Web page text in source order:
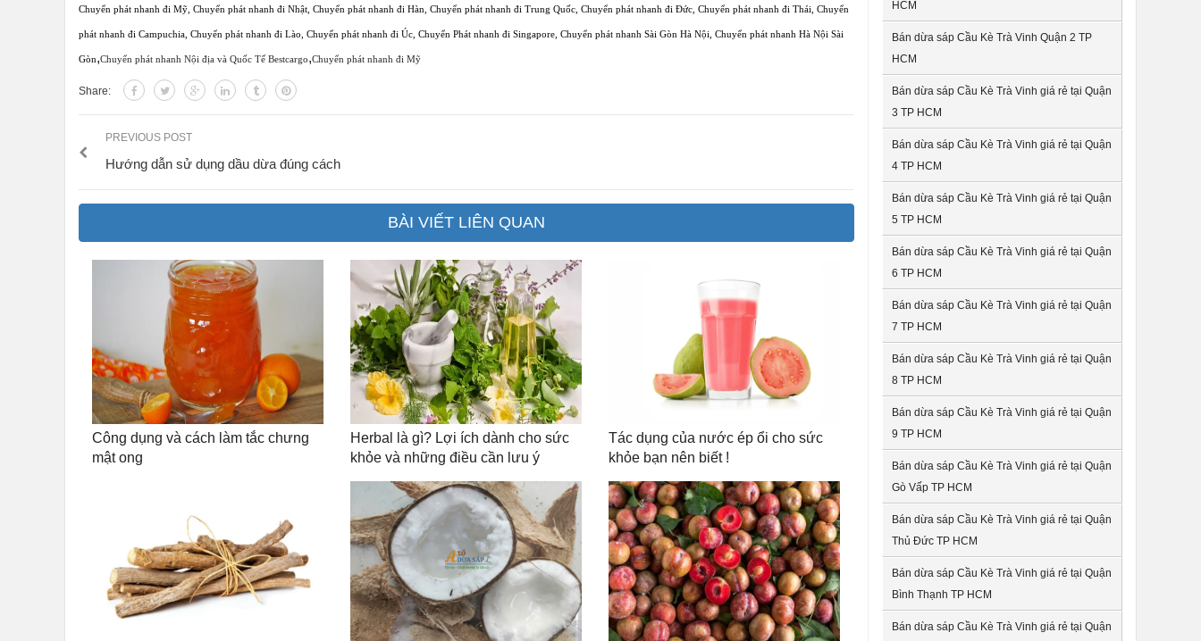
Chuyển phát nhanh đi Mỹ Chuyển phát nhanh đi Nhật Chuyển phát nhanh đi Hàn Chuyển phát nhanh đi Trung Quốc Chuyển phát nhanh đi Đức Chuyển phát nhanh đi Thái Chuyển
phát nhanh đi Campuchia Chuyển phát nhanh đi Lào Chuyển phát nhanh đi Úc Chuyển Phát nhanh đi Singapore Chuyển phát nhanh Sài Gòn Hà Nội Chuyển phát nhanh Hà Nội Sài
Gòn,Chuyển phát nhanh Nội địa và Quốc Tế Bestcargo,Chuyển phát nhanh đi Mỹ
Share:
PREVIOUS POST
Hướng dẫn sử dụng dầu dừa đúng cách
BÀI VIẾT LIÊN QUAN
Công dụng và cách làm tắc chưng
mật ong
Herbal là gì? Lợi ích dành cho sức
khỏe và những điều cần lưu ý
Tác dụng của nước ép ổi cho sức
khỏe bạn nên biết !
HCM
Bán dừa sáp Cầu Kè Trà Vinh Quận 2 TP
HCM
Bán dừa sáp Cầu Kè Trà Vinh giá rẻ tại Quận
3 TP HCM
Bán dừa sáp Cầu Kè Trà Vinh giá rẻ tại Quận
4 TP HCM
Bán dừa sáp Cầu Kè Trà Vinh giá rẻ tại Quận
5 TP HCM
Bán dừa sáp Cầu Kè Trà Vinh giá rẻ tại Quận
6 TP HCM
Bán dừa sáp Cầu Kè Trà Vinh giá rẻ tại Quận
7 TP HCM
Bán dừa sáp Cầu Kè Trà Vinh giá rẻ tại Quận
8 TP HCM
Bán dừa sáp Cầu Kè Trà Vinh giá rẻ tại Quận
9 TP HCM
Bán dừa sáp Cầu Kè Trà Vinh giá rẻ tại Quận
Gò Vấp TP HCM
Bán dừa sáp Cầu Kè Trà Vinh giá rẻ tại Quận
Thủ Đức TP HCM
Bán dừa sáp Cầu Kè Trà Vinh giá rẻ tại Quận
Bình Thạnh TP HCM
Bán dừa sáp Cầu Kè Trà Vinh giá rẻ tại Quận